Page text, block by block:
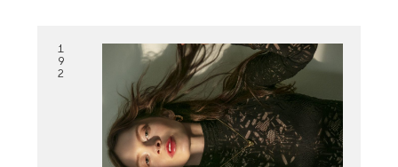
1
9
2